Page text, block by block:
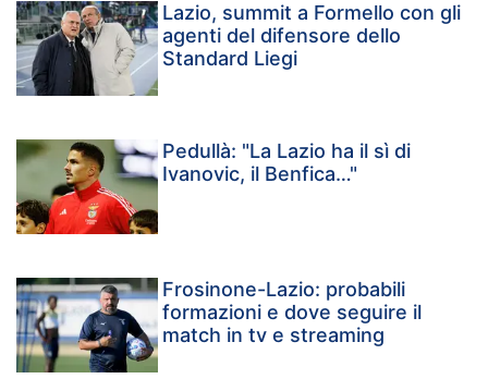
Lazio, summit a Formello con gli
agenti del difensore dello
Standard Liegi
Pedullà: "La Lazio ha il sì di
Ivanovic, il Benfica…"
Frosinone-Lazio: probabili
formazioni e dove seguire il
match in tv e streaming